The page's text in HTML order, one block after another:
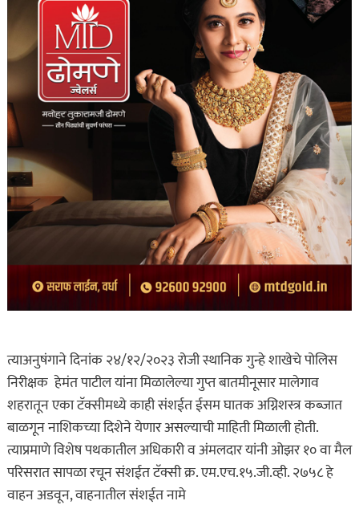
त्याअनुषंगाने दिनांक २४/१२/२०२३ रोजी स्थानिक गुन्हे शाखेचे पोलिस
निरीक्षक हेमंत पाटील यांना मिळालेल्या गुप्त बातमीनूसार मालेगाव
शहरातून एका टॅक्सीमध्ये काही संशईत ईसम घातक अग्निशस्त्र कब्जात
बाळगून नाशिकच्या दिशेने येणार असल्याची माहिती मिळाली होती.
त्याप्रमाणे विशेष पथकातील अधिकारी व अंमलदार यांनी ओझर १० वा मैल
परिसरात सापळा रचून संशईत टॅक्सी क्र. एम.एच.१५.जी.व्ही. २७५८ हे
वाहन अडवून, वाहनातील संशईत नामे